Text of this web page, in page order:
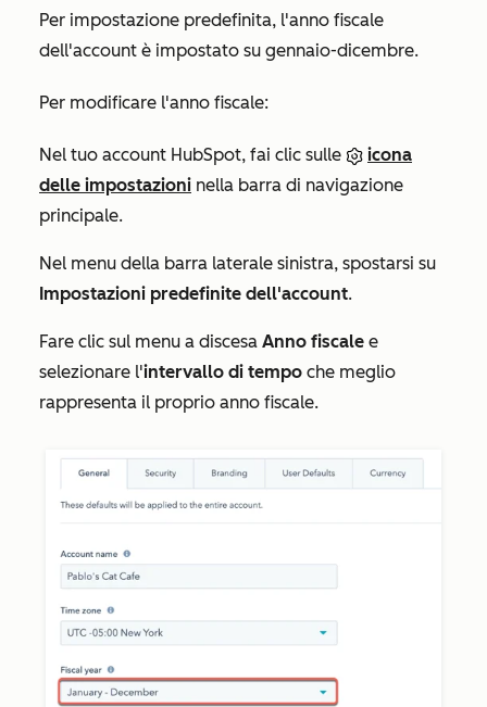
Per impostazione predefinita, l'anno fiscale
dell'account è impostato su gennaio-dicembre.
Per modificare l'anno fiscale:
Nel tuo account HubSpot, fai clic sulle
icona
delle impostazioni nella barra di navigazione
principale.
Nel menu della barra laterale sinistra, spostarsi su
Impostazioni predefinite dell'account.
Fare clic sul menu a discesa Anno fiscale e
selezionare l'intervallo di tempo che meglio
rappresenta il proprio anno fiscale.